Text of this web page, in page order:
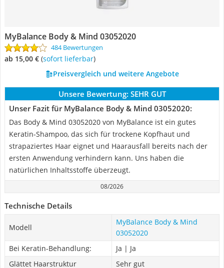
MyBalance Body & Mind 03052020
484 Bewertungen
ab 15,00 € ( Sofort lieferbar)
Preisvergleich und weitere Angebote
Unsere Bewertung: SEHR GUT
Unser Fazit für MyBalance Body & Mind 03052020:
Das Body & Mind 03052020 von MyBalance ist ein gutes
Keratin-Shampoo, das sich für trockene Kopfhaut und
strapaziertes Haar eignet und Haarausfall bereits nach der
ersten Anwendung verhindern kann. Uns haben die
natürlichen Inhaltsstoffe überzeugt.
08/2026
Technische Details
Modell
MyBalance Body & Mind
03052020
Bei Keratin-Behandlung:
Ja | Ja
Glättet Haarstruktur
Sehr gut